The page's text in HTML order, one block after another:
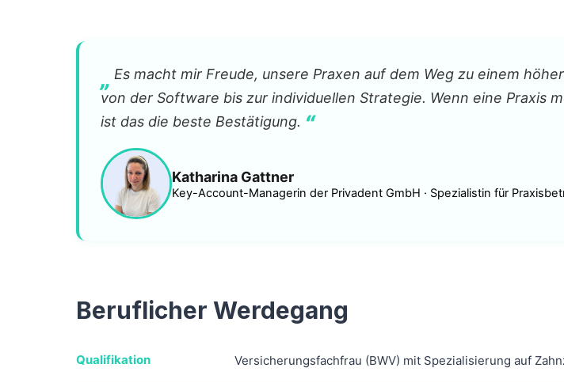
„ Es macht mir Freude, unsere Praxen auf dem Weg zu einem
von der Software bis zur individuellen Strategie. Wenn eine Praxis
ist das die beste Bestätigung. “
Katharina Gattner
Key-Account-Managerin der Privadent GmbH · Spezialistin für
Beruflicher Werdegang
Qualifikation Versicherungsfachfrau (BWV) mit Spezialisierung auf